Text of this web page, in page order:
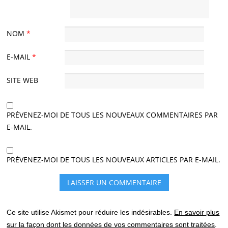
NOM*
E-MAIL*
SITE WEB
PRÉVENEZ-MOI DE TOUS LES NOUVEAUX COMMENTAIRES PAR
E-MAIL.
PRÉVENEZ-MOI DE TOUS LES NOUVEAUX ARTICLES PAR E-MAIL.
Ce site utilise Akismet pour réduire les indésirables. En savoir plus
sur la façon dont les données de vos commentaires sont traitées.